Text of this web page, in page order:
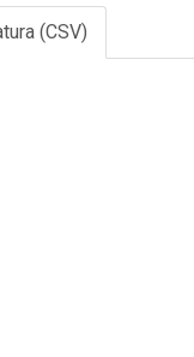
(CSV)